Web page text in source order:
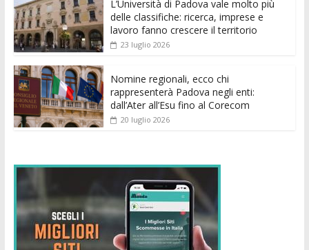
k p er
L’Università di Padova vale molto più
delle classifiche: ricerca, imprese e
lavoro fanno crescere il territorio
23 luglio 2026
Nomine regionali, ecco chi
rappresenterà Padova negli enti:
dall’Ater all’Esu fino al Corecom
20 luglio 2026